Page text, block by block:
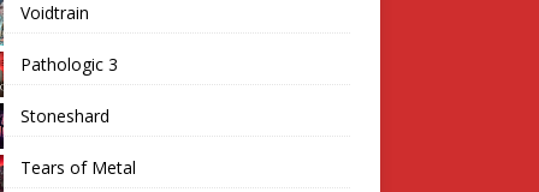
Voidtrain
Pathologic 3
Stoneshard
Tears of Metal